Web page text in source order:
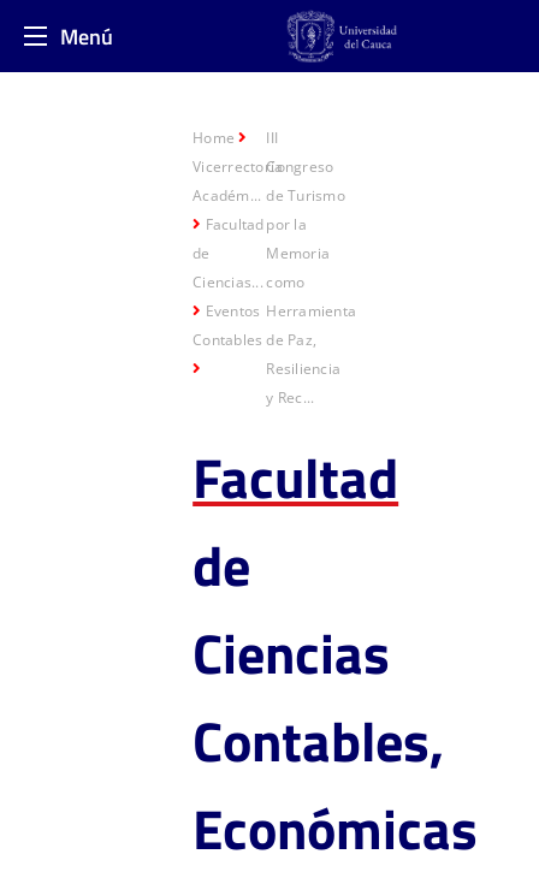
Menú
Home
Vicerrectoría
Académ...
Facultad
de
Ciencias...
Eventos
Contables
III
Congreso
de Turismo
por la
Memoria
como
Herramienta
de Paz,
Resiliencia
y Rec...
Facultad
de
Ciencias
Contables,
Económicas